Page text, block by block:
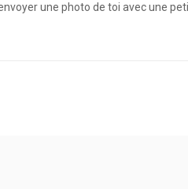
une photo de toi avec une